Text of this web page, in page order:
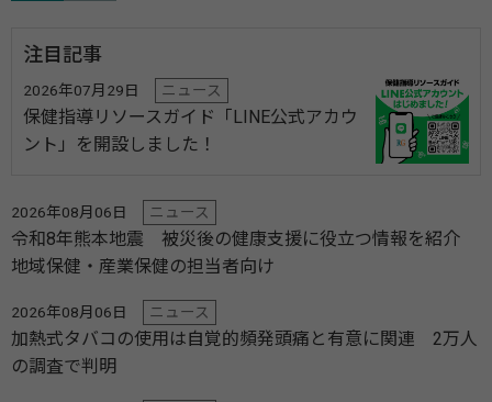
注目記事
2026年07月29日 ニュース
保健指導リソースガイド「LINE公式アカウ
ント」を開設しました！
2026年08月06日 ニュース
令和8年熊本地震 被災後の健康支援に役立つ情報を紹介
地域保健・産業保健の担当者向け
2026年08月06日 ニュース
加熱式タバコの使用は自覚的頻発頭痛と有意に関連 2万人
の調査で判明